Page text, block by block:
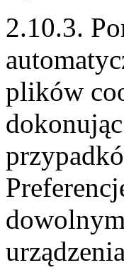
2.10.3.
plików